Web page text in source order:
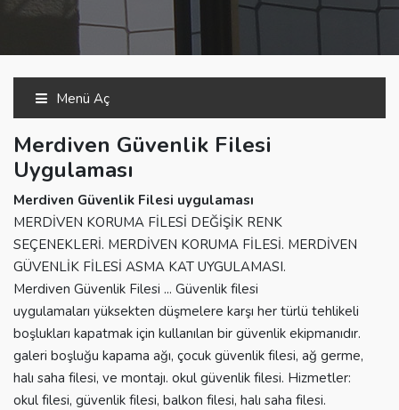
Menü Aç
Merdiven Güvenlik Filesi
Uygulaması
Merdiven Güvenlik Filesi uygulaması
MERDİVEN KORUMA FİLESİ DEĞİŞİK RENK
SEÇENEKLERİ. MERDİVEN KORUMA FİLESİ. MERDİVEN
GÜVENLİK FİLESİ ASMA KAT UYGULAMASI.
Merdiven Güvenlik Filesi ... Güvenlik filesi
uygulamaları yüksekten düşmelere karşı her türlü tehlikeli
boşlukları kapatmak için kullanılan bir güvenlik ekipmanıdır.
galeri boşluğu kapama ağı, çocuk güvenlik filesi, ağ germe,
halı saha filesi, ve montajı. okul güvenlik filesi. Hizmetler:
okul filesi, güvenlik filesi, balkon filesi, halı saha filesi.